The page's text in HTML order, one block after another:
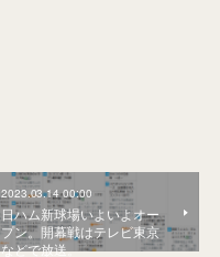
2023.03.14 00:00
日ハム新球場いよいよオー
プン。開幕戦はテレビ東京
などで放送。